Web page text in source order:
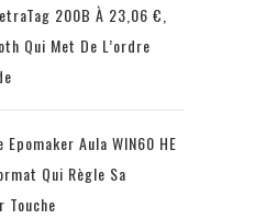
200B À 23,06 €,
Qui Met De L’ordre
Aula WIN60 HE
Qui Règle Sa
Touche